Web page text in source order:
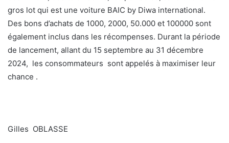
gros lot qui est une voiture BAIC by Diwa international.
Des bons d’achats de 1000, 2000, 50.000 et 100000 sont
également inclus dans les récompenses. Durant la période
de lancement, allant du 15 septembre au 31 décembre
2024, les consommateurs sont appelés à maximiser leur
chance .
Gilles OBLASSE